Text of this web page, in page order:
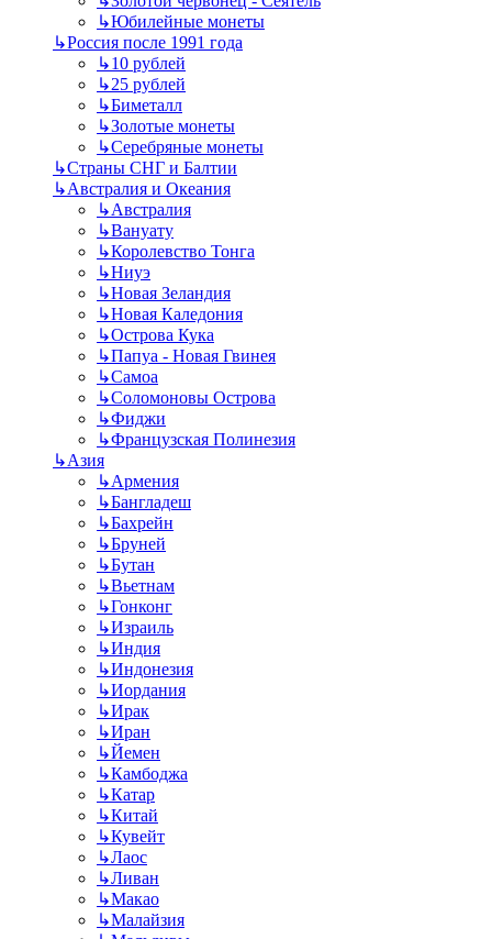
↳Юбилейные монеты
↳Россия после 1991 года
↳10 рублей
↳25 рублей
↳Биметалл
↳Золотые монеты
↳Серебряные монеты
↳Страны СНГ и Балтии
↳Австралия и Океания
↳Австралия
↳Вануату
↳Королевство Тонга
↳Ниуэ
↳Новая Зеландия
↳Новая Каледония
↳Острова Кука
↳Папуа - Новая Гвинея
↳Самоа
↳Соломоновы Острова
↳Фиджи
↳Французская Полинезия
↳Азия
↳Армения
↳Бангладеш
↳Бахрейн
↳Бруней
↳Бутан
↳Вьетнам
↳Гонконг
↳Израиль
↳Индия
↳Индонезия
↳Иордания
↳Ирак
↳Иран
↳Йемен
↳Камбоджа
↳Катар
↳Китай
↳Кувейт
↳Лаос
↳Ливан
↳Макао
↳Малайзия